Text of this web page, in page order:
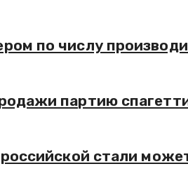
по числу
партию
стали